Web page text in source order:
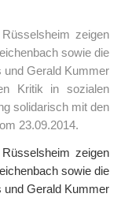
zeigen
sowie die
und Gerald Kummer
Kritik in sozialen
solidarisch mit den
23.09.2014.
zeigen
sowie die
und Gerald Kummer